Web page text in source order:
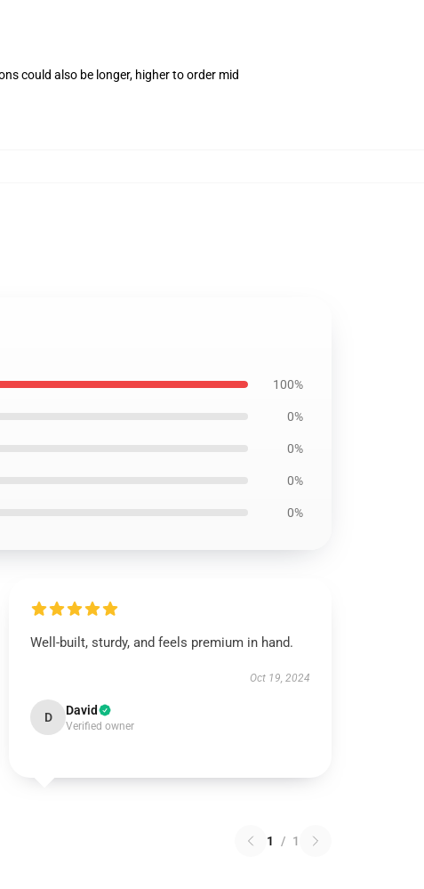
could also be longer, higher to order mid
100%
0%
0%
0%
0%
Well-built, sturdy, and feels premium in hand.
Oct 19, 2024
D David
Verified owner
1 / 1